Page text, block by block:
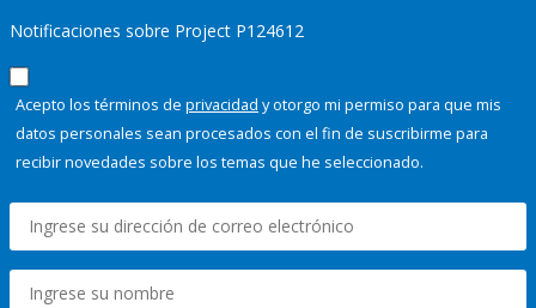
Notificaciones sobre Project P124612
Acepto los términos de privacidad y otorgo mi permiso para que mis
datos personales sean procesados con el fin de suscribirme para
recibir novedades sobre los temas que he seleccionado.